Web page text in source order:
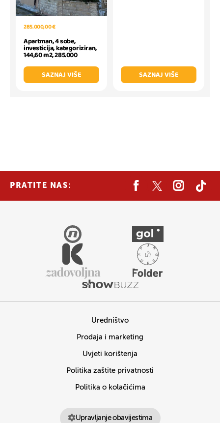
285.000,00 €
Apartman, 4 sobe,
investicija, kategoriziran,
144,60 m2, 285.000
SAZNAJ VIŠE
SAZNAJ VIŠE
PRATITE NAS:
Uredništvo
Prodaja i marketing
Uvjeti korištenja
Politika zaštite privatnosti
Politika o kolačićima
Upravljanje obavijestima